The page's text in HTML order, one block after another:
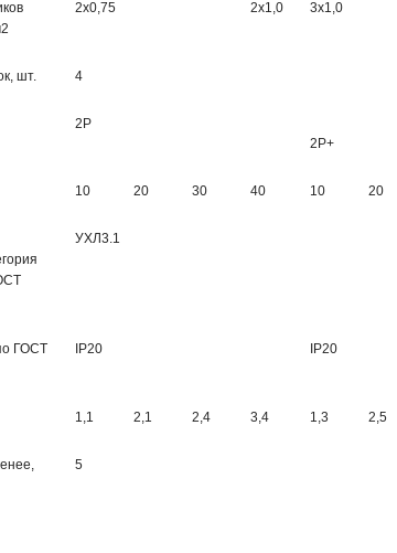
2х0,75 2х1,0 3х1,0
шт. 4
2Р
2Р+
10 20 30 40 10 20
УХЛ3.1
ГОСТ
IP20 IP20
1,1 2,1 2,4 3,4 1,3 2,5
5